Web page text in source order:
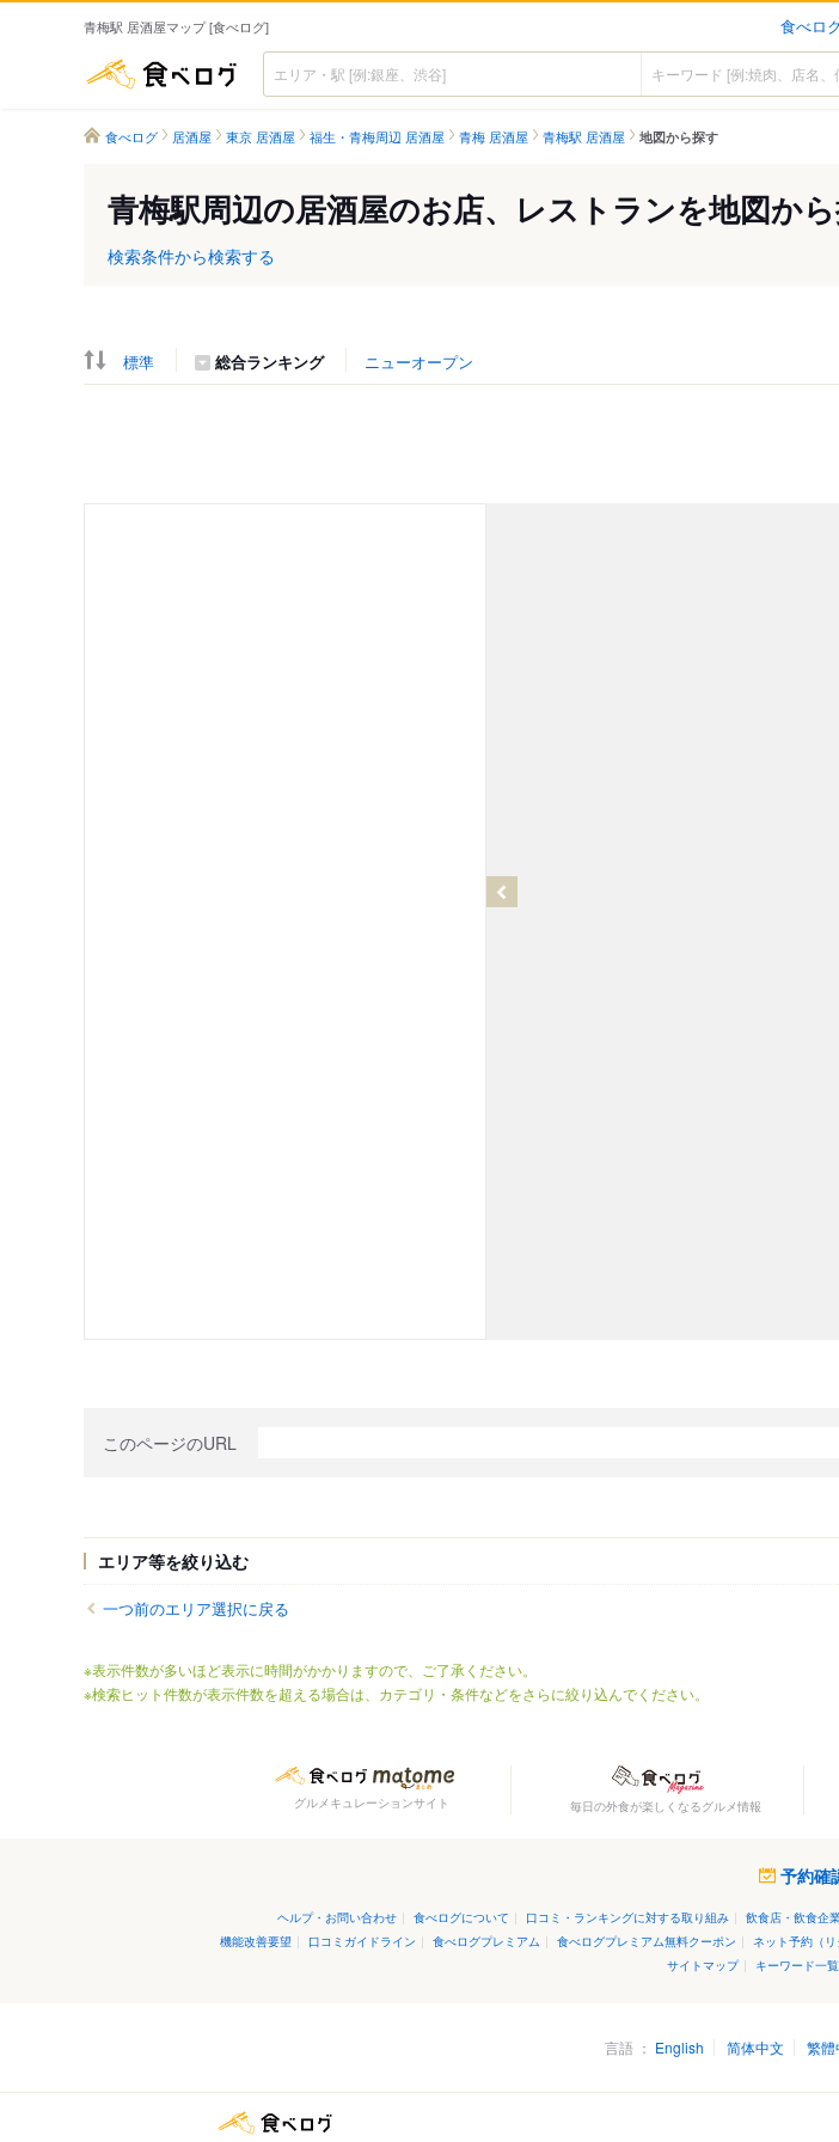
青梅駅 居酒屋マップ [食べログ] 食べロ
食べログ
食べログ 居酒屋 東京 居酒屋 福生・青梅周辺 居酒屋 青梅 居酒屋 青梅駅 居酒屋 地図から探す
青梅駅周辺の居酒屋のお店、レストランを地図か
検索条件から検索する
標準 総合ランキング ニューオープン
このページのURL
エリア等を絞り込む
一つ前のエリア選択に戻る
※表示件数が多いほど表示に時間がかかりますので、ご了承ください。
※検索ヒット件数が表示件数を超える場合は、カテゴリ・条件などをさらに絞り込んでください。
グルメキュレーションサイト 毎日の外食が楽しくなるグルメ情報
予約確
ヘルプ・お問い合わせ | 食べログについて | 口コミ・ランキングに対する取り組み | 飲食店・飲食企
機能改善要望 | 口コミガイドライン | 食べログプレミアム | 食べログプレミアム無料クーポン | ネット予約（リ
サイトマップ | キーワード一覧
言語 English 简体中文 繁體